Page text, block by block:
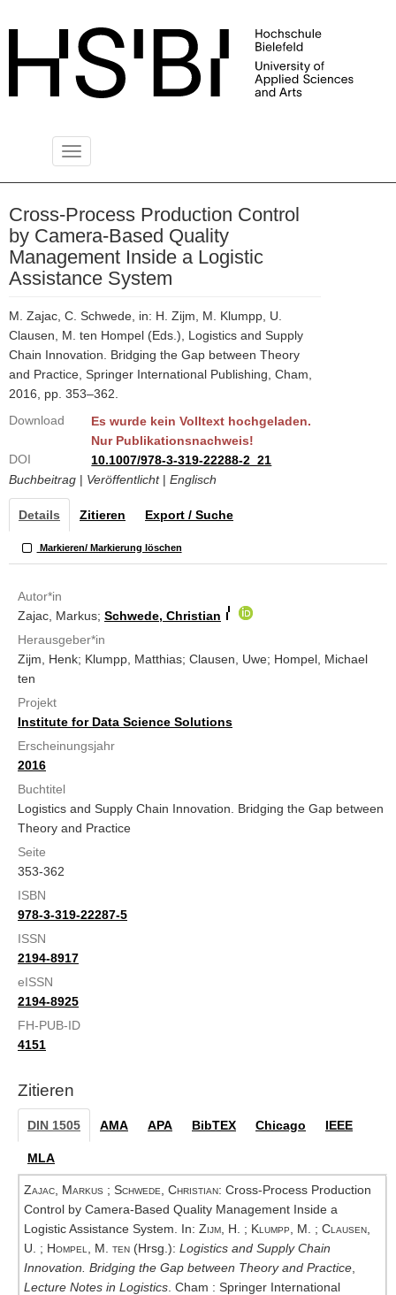
Toggle
Cross-Process Production Control
by Camera-Based Quality
Management Inside a Logistic
Assistance System
M. Zajac, C. Schwede, in: H. Zijm, M. Klumpp, U.
Clausen, M. ten Hompel (Eds.), Logistics and Supply
Chain Innovation. Bridging the Gap between Theory
and Practice, Springer International Publishing, Cham,
2016, pp. 353–362.
Download
Es wurde kein Volltext hochgeladen.
Nur Publikationsnachweis!
DOI
10.1007/978-3-319-22288-2_21
Buchbeitrag | Veröffentlicht| Englisch
Details Zitieren Export / Suche
Markieren/ Markierung löschen
Autor*in
Zajac, Markus; Schwede, Christian
Herausgeber*in
Zijm, Henk; Klumpp, Matthias; Clausen, Uwe; Hompel, Michael
ten
Projekt
Institute for Data Science Solutions
Erscheinungsjahr
2016
Buchtitel
Logistics and Supply Chain Innovation. Bridging the Gap between
Theory and Practice
Seite
353-362
ISBN
978-3-319-22287-5
ISSN
2194-8917
eISSN
2194-8925
FH-PUB-ID
4151
Zitieren
DIN 1505 AMA APA BibTEX Chicago IEEE
MLA
Zajac, Markus ; Schwede, Christian: Cross-Process Production
Control by Camera-Based Quality Management Inside a
Logistic Assistance System. In: Zijm, H. ; Klumpp, M. ; Clausen,
U.
; Hompel, M. ten (Hrsg.): Logistics and Supply Chain
Innovation. Bridging the Gap between Theory and Practice
Lecture Notes in Logistics . Cham : Springer International